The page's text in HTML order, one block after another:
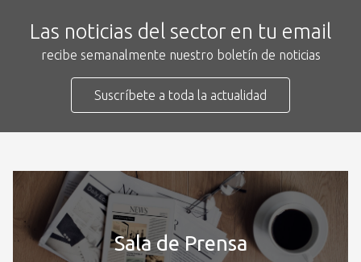
Las noticias del sector en tu email
recibe semanalmente nuestro boletín de noticias
Suscríbete a toda la actualidad
Sala de Prensa